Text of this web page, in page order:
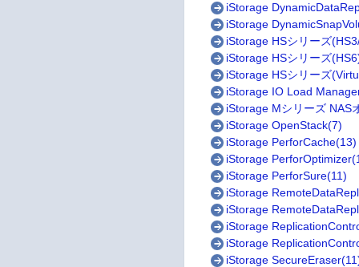
iStorage
iStorage
iStorage HSシリーズ
iStorage HSシリーズ
iStorage HSシリーズ
iStorage IO Load
iStorage Mシリーズ NAS
iStorage OpenStack(7)
iStorage PerforCache(13)
iStorage
iStorage PerforSure(11)
iStorage
iStorage
iStorage
iStorage
iStorage